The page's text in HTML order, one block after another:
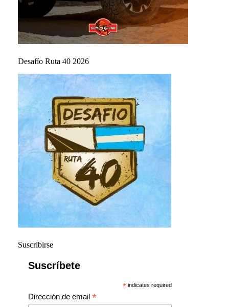
Desafío Ruta 40 2026
Suscribirse
Suscríbete
* indicates required
Dirección de email *